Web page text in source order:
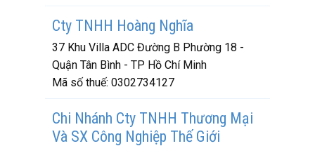
Cty TNHH Hoàng Nghĩa
37 Khu Villa ADC Đường B Phường 18 -
Quận Tân Bình - TP Hồ Chí Minh
Mã số thuế: 0302734127
Chi Nhánh Cty TNHH Thương Mại
Và SX Công Nghiệp Thế Giới